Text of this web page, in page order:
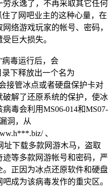
永逸了，不再采取其它任何
了网吧业主的这种心量，在
络游戏玩家的帐号、密码，
巨大损失。
毒运行后，会
录下释放出一个名为
接管冰点或者硬盘保护卡对
解了还原系统的保护，使冰
毒会利用MS06-014和MS07-
洞，从
、
址下载多款网游木马，盗取
等多款网游帐号和密码，严
正因为冰点还原软件和硬盘
成为该病毒发作的重灾区。